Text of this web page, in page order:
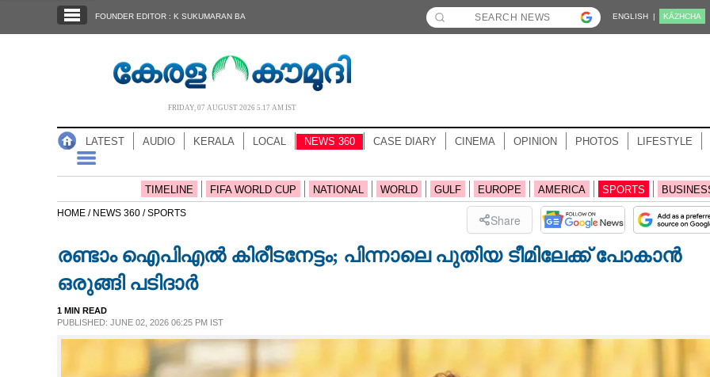
NOTIFIED NEWS
NEWS 360
CASE DIARY
FOUNDER EDITOR : K SUKUMARAN BA ENGLISH | KĀZHCHA
FRIDAY, 07 AUGUST 2026 5.17 AM IST
LATEST AUDIO KERALA LOCAL NEWS 360 CASE DIARY CINEMA OPINION PHOTOS LIFESTYLE
TIMELINE FIFA WORLD CUP NATIONAL WORLD GULF EUROPE AMERICA SPORTS
HOME / NEWS 360 /SPORTS Share
രണ്ടാം ഐപിഎൽ കിരീടനേട്ടം; പിന്നാലെ പുതിയ ടീമിലേക്ക് പോകാൻ
ഒരുങ്ങി പടിദാർ
1 MIN READ
PUBLISHED: JUNE 02, 2026 06:25 PM IST